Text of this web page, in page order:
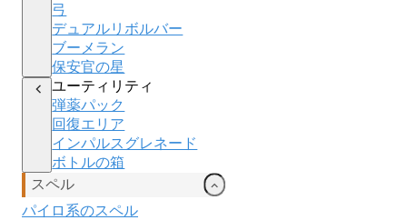
弓
デュアルリボルバー
ブーメラン
保安官の星
ユーティリティ
弾薬パック
回復エリア
インパルスグレネード
ボトルの箱
スペル
パイロ系のスペル